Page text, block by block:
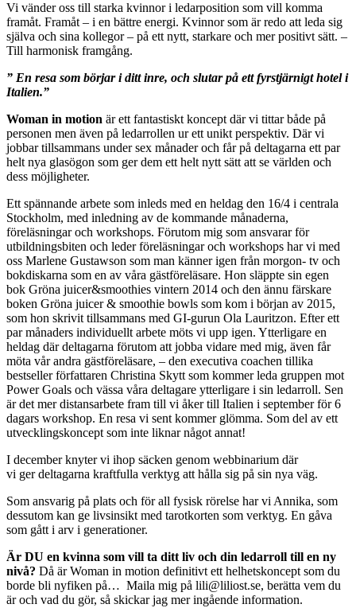
Vi vänder oss till starka kvinnor i ledarposition som vill komma
framåt. Framåt – i en bättre energi. Kvinnor som är redo att leda sig
själva och sina kollegor – på ett nytt, starkare och mer positivt sätt. –
Till harmonisk framgång.
” En resa som börjar i ditt inre, och slutar på ett fyrstjärnigt hotel i
Italien.”
Woman in motion är ett fantastiskt koncept där vi tittar både på
personen men även på ledarrollen ur ett unikt perspektiv. Där vi
jobbar tillsammans under sex månader och får på deltagarna ett par
helt nya glasögon som ger dem ett helt nytt sätt att se världen och
dess möjligheter.
Ett spännande arbete som inleds med en heldag den 16/4 i centrala
Stockholm, med inledning av de kommande månaderna,
föreläsningar och workshops. Förutom mig som ansvarar för
utbildningsbiten och leder föreläsningar och workshops har vi med
oss Marlene Gustawson som man känner igen från morgon- tv och
bokdiskarna som en av våra gästföreläsare. Hon släppte sin egen
bok Gröna juicer&smoothies vintern 2014 och den ännu färskare
boken Gröna juicer & smoothie bowls som kom i början av 2015,
som hon skrivit tillsammans med GI-gurun Ola Lauritzon. Efter ett
par månaders individuellt arbete möts vi upp igen. Ytterligare en
heldag där deltagarna förutom att jobba vidare med mig, även får
möta vår andra gästföreläsare, – den executiva coachen tillika
bestseller författaren Christina Skytt som kommer leda gruppen mot
Power Goals och vässa våra deltagare ytterligare i sin ledarroll. Sen
är det mer distansarbete fram till vi åker till Italien i september för 6
dagars workshop. En resa vi sent kommer glömma. Som del av ett
utvecklingskoncept som inte liknar något annat!
I december knyter vi ihop säcken genom webbinarium där
vi ger deltagarna kraftfulla verktyg att hålla sig på sin nya väg.
Som ansvarig på plats och för all fysisk rörelse har vi Annika, som
dessutom kan ge livsinsikt med tarotkorten som verktyg. En gåva
som gått i arv i generationer.
Är DU en kvinna som vill ta ditt liv och din ledarroll till en ny
nivå? Då är Woman in motion definitivt ett helhetskoncept som du
borde bli nyfiken på… Maila mig på lili@liliost.se, berätta vem du
är och vad du gör, så skickar jag mer ingående information.